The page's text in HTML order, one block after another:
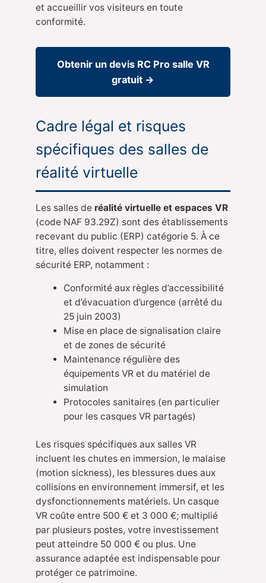
et accueillir vos visiteurs en toute
conformité.
Obtenir un devis RC Pro salle VR
gratuit →
Cadre légal et risques
spécifiques des salles de
réalité virtuelle
Les salles de réalité virtuelle et espaces VR
(code NAF 93.29Z) sont des établissements
recevant du public (ERP) catégorie 5. À ce
titre, elles doivent respecter les normes de
sécurité ERP, notamment :
Conformité aux règles d’accessibilité
et d’évacuation d’urgence (arrêté du
25 juin 2003)
Mise en place de signalisation claire
et de zones de sécurité
Maintenance régulière des
équipements VR et du matériel de
simulation
Protocoles sanitaires (en particulier
pour les casques VR partagés)
Les risques spécifiques aux salles VR
incluent les chutes en immersion, le malaise
(motion sickness), les blessures dues aux
collisions en environnement immersif, et les
dysfonctionnements matériels. Un casque
VR coûte entre 500 € et 3 000 €; multiplié
par plusieurs postes, votre investissement
peut atteindre 50 000 € ou plus. Une
assurance adaptée est indispensable pour
protéger ce patrimoine.